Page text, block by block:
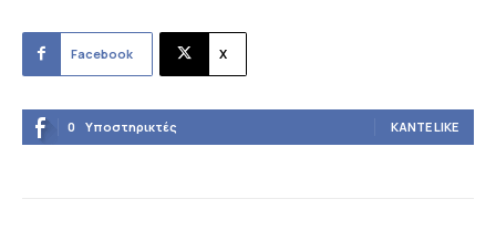
Facebook X
0 Υποστηρικτές ΚΆΝΤΕ LIKE